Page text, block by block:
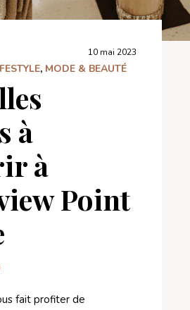
10 mai 2023
, MODE & BEAUTÉ
à
à
Point
fait profiter de